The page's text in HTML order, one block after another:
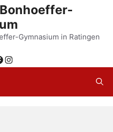
Gymnasium in Ratingen
Instagram